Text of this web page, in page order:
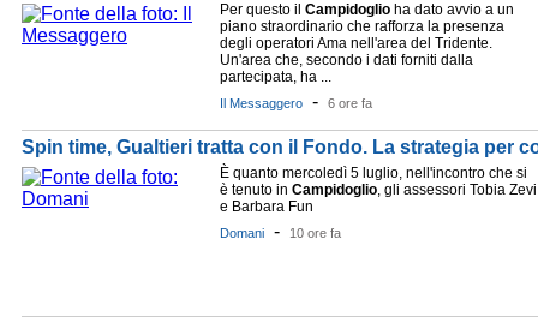
Per questo il Campidoglio ha dato avvio a un
piano straordinario che rafforza la presenza
degli operatori Ama nell'area del Tridente.
Un'area che, secondo i dati forniti dalla
partecipata, ha ...
Il Messaggero - 6 ore fa
Spin time, Gualtieri tratta con il Fondo. La strategia per
È quanto mercoledì 5 luglio, nell'incontro che si
è tenuto in Campidoglio, gli assessori Tobia Zevi
e Barbara Fun
Domani - 10 ore fa